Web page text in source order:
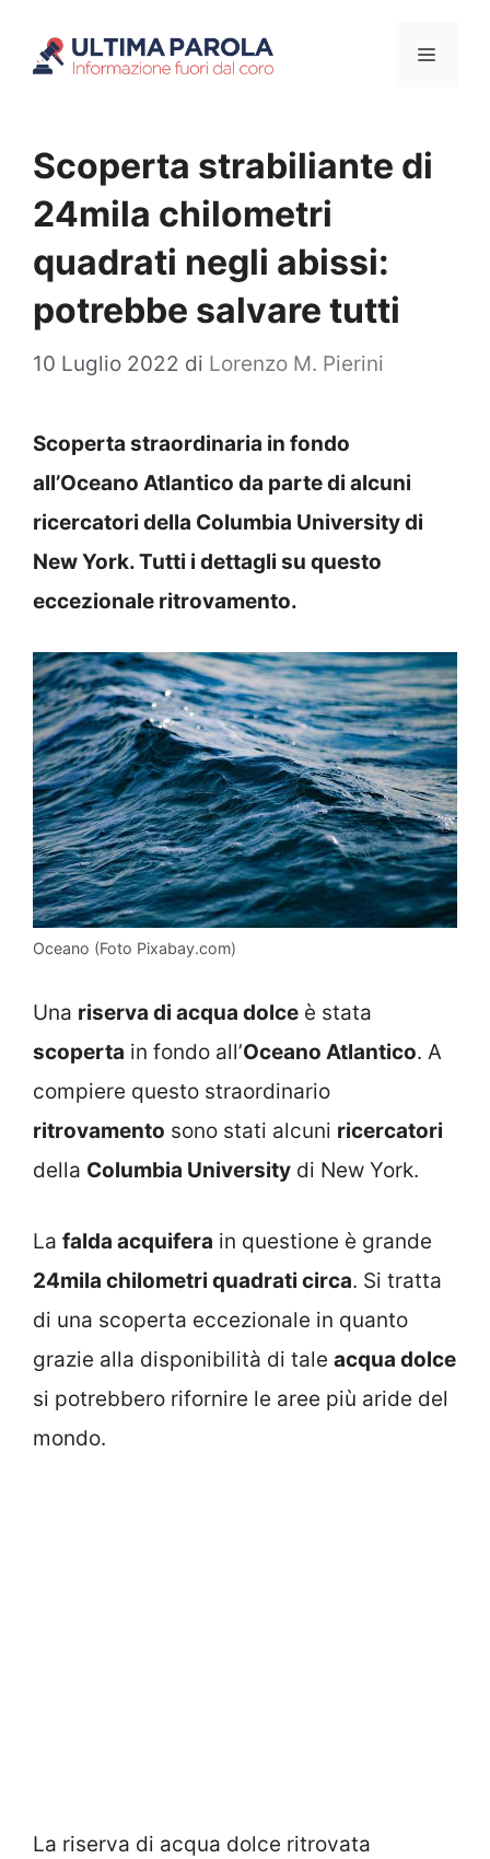
Menu
Scoperta strabiliante di
24mila chilometri
quadrati negli abissi:
potrebbe salvare tutti
10 Luglio 2022 di Lorenzo M. Pierini
Scoperta straordinaria in fondo
all’Oceano Atlantico da parte di alcuni
ricercatori della Columbia University di
New York. Tutti i dettagli su questo
eccezionale ritrovamento.
Oceano (Foto Pixabay.com)
Una riserva di acqua dolce è stata
scoperta in fondo all’Oceano Atlantico. A
compiere questo straordinario
ritrovamento sono stati alcuni ricercatori
della Columbia University di New York.
La falda acquifera in questione è grande
24mila chilometri quadrati circa. Si tratta
di una scoperta eccezionale in quanto
grazie alla disponibilità di tale acqua dolce
si potrebbero rifornire le aree più aride del
mondo.
La riserva di acqua dolce ritrovata